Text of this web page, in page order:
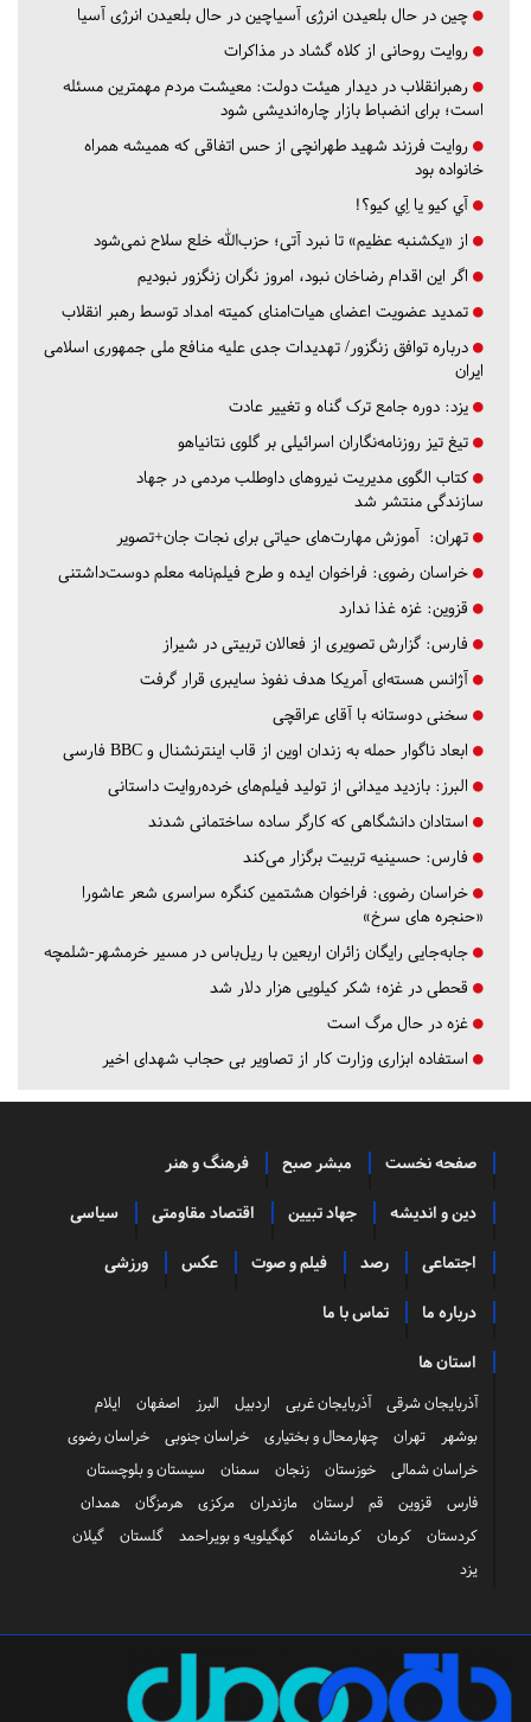
چین در حال بلعیدن انرژی آسیاچین در حال بلعیدن انرژی آسیا
روایت روحانی از کلاه گشاد در مذاکرات
رهبرانقلاب در دیدار هیئت دولت: معیشت مردم مهمترین مسئله
است؛ برای انضباط بازار چاره‌اندیشی شود
روایت فرزند شهید طهرانچی از حس اتفاقی که همیشه همراه
خانواده بود
آي كيو يا اِي كيو؟!
از «یکشنبه عظیم» تا نبرد آتی؛ حزب‌الله خلع سلاح نمی‌شود
اگر این اقدام رضاخان نبود، امروز نگران زنگزور نبودیم
تمدید عضویت اعضای هیات‌امنای کمیته امداد توسط رهبر انقلاب
درباره توافق زنگزور/ تهدیدات جدی علیه منافع ملی جمهوری اسلامی
ایران
یزد: دوره جامع ترک گناه و تغییر عادت
تیغ تیز روزنامه‌نگاران اسرائیلی بر گلوی نتانیاهو
کتاب الگوی مدیریت نیروهای داوطلب مردمی در جهاد
سازندگی منتشر شد
تهران: آموزش مهارت‌های حیاتی برای نجات جان+تصویر
خراسان رضوی: فراخوان ایده و طرح فیلم‌نامه معلم دوست‌داشتنی
قزوین: غزه غذا ندارد
فارس: گزارش تصویری از فعالان تربیتی در شیراز
آژانس هسته‌ای آمریکا هدف نفوذ سایبری قرار گرفت
سخنی دوستانه با آقای عراقچی
ابعاد ناگوار حمله به زندان اوین از قاب اینترنشنال و BBC فارسی
البرز: بازدید میدانی از تولید فیلم‌های خرده‌روایت داستانی
استادان دانشگاهی که کارگر ساده ساختمانی شدند
فارس: حسینیه تربیت برگزار می‌کند
خراسان رضوی: فراخوان هشتمین کنگره سراسری شعر عاشورا
«حنجره های سرخ»
جابه‌جایی رایگان زائران اربعین با ریل‌باس در مسیر خرمشهر-شلمچه
قحطی در غزه؛ شکر کیلویی هزار دلار شد
غزه در حال مرگ است
استفاده ابزاری وزارت کار از تصاویر بی حجاب شهدای اخیر
صفحه نخست مبشر صبح فرهنگ و هنر
دین و اندیشه جهاد تبیین اقتصاد مقاومتی سیاسی
اجتماعی رصد فیلم و صوت عکس ورزشی
درباره ما تماس با ما
استان ها
آذربایجان شرقی آذربایجان غربی اردبیل البرز اصفهان
ایلام
بوشهر
تهران چهارمحال و بختیاری خراسان جنوبی
خراسان رضوی
خراسان شمالی
خوزستان زنجان سمنان
سیستان و بلوچستان
فارس
قزوین قم لرستان مازندران مرکزی هرمزگان
همدان
کردستان
کرمان کرمانشاه کهگیلویه و بویراحمد گلستان
گیلان
یزد